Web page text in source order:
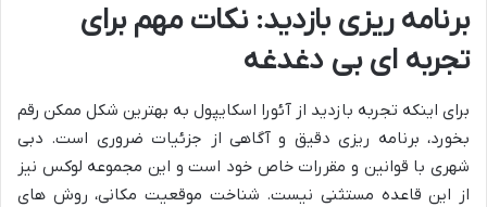
برنامه ریزی بازدید: نکات مهم برای
تجربه ای بی دغدغه
برای اینکه تجربه بازدید از آئورا اسکایپول به بهترین شکل ممکن رقم
بخورد، برنامه ریزی دقیق و آگاهی از جزئیات ضروری است. دبی
شهری با قوانین و مقررات خاص خود است و این مجموعه لوکس نیز
از این قاعده مستثنی نیست. شناخت موقعیت مکانی، روش های